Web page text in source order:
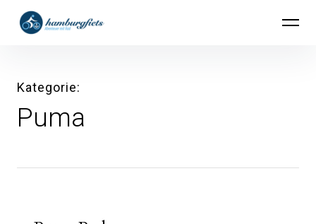
überspringen
hamburgfiets – Abenteuer mit Rad
Kategorie
Puma